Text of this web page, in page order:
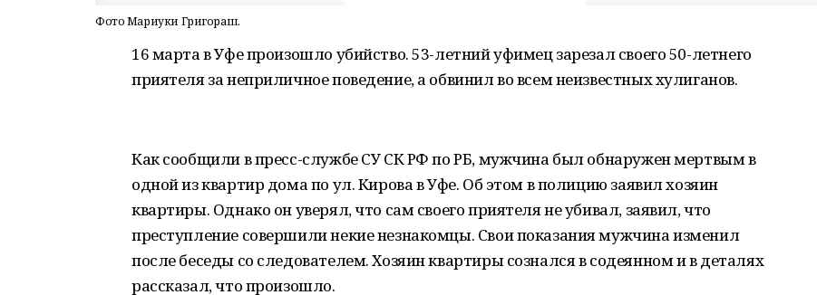
Фото Мариуки Григораш.
16 марта в Уфе произошло убийство. 53-летний уфимец зарезал своего 50-летнего
приятеля за неприличное поведение, а обвинил во всем неизвестных хулиганов.
Как сообщили в пресс-службе СУ СК РФ по РБ, мужчина был обнаружен мертвым в
одной из квартир дома по ул. Кирова в Уфе. Об этом в полицию заявил хозяин
квартиры. Однако он уверял, что сам своего приятеля не убивал, заявил, что
преступление совершили некие незнакомцы. Свои показания мужчина изменил
после беседы со следователем. Хозяин квартиры сознался в содеянном и в деталях
рассказал, что произошло.